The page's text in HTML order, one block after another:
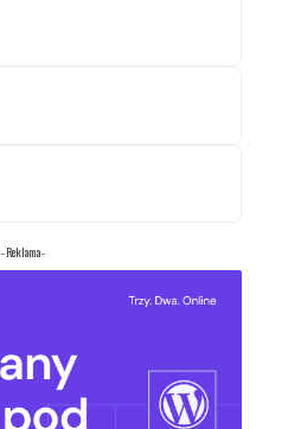
- Reklama -